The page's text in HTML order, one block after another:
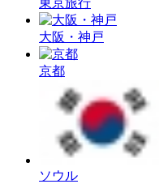
大阪・神戸
京都
ソウル